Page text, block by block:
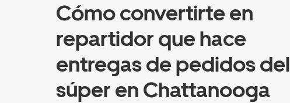
Cómo convertirte en
repartidor que hace
entregas de pedidos del
súper en Chattanooga